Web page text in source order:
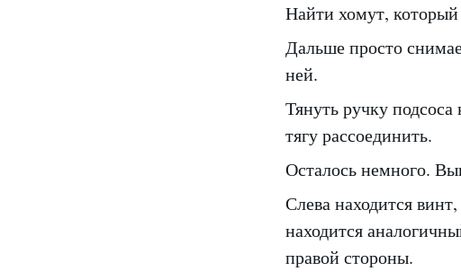
Найти хомут,
Дальше просто
ней.
Тянуть ручку
тягу рассоединить.
Осталось немного.
Слева находится
находится
правой стороны.